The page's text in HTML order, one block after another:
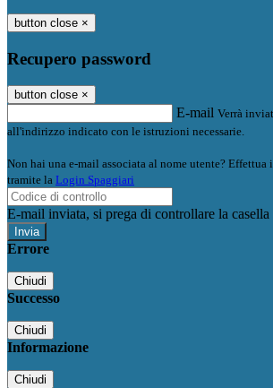
button close ×
Recupero password
button close ×
E-mail Verrà
all'indirizzo indicato con le istruzioni necessarie.
Non hai una e-mail associata al nome utente? Effettua
tramite la Login Spaggiari
E-mail inviata, si prega di controllare la
Errore
Chiudi
Successo
Chiudi
Informazione
Chiudi